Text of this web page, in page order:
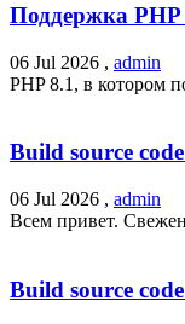
Поддержка
06 Jul 2026 , admin
PHP 8.1, в котором
Build source
06 Jul 2026 , admin
Всем привет.
Build source